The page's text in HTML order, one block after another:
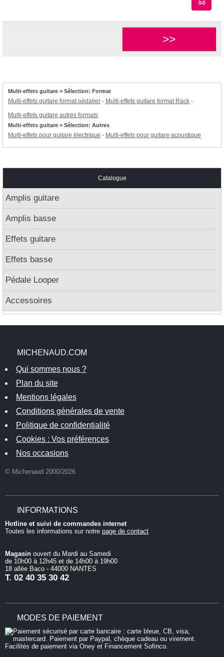
>>
Multi-effets guitare > Sélection: Format
Multi-effets guitare format pédalier - Multi-effets guitare format Rack -
Multi-effets guitare autres formats
Multi-effets guitare > Sélection: Autres
Multi-effets pour guitare électrique - Multi-effets pour guitare acoustique
Catalogue
Amplis guitare
Amplis basse
Effets guitare
Effets basse
Pédale Looper
Accessoires
MICHENAUD.COM
Qui sommes nous ?
Plan du site
Mentions légales
Conditions générales de vente
Politique de confidentialité
Cookies : Vos préférences
Nos occasions
© Michenaud 2000/2026
INFORMATIONS
Hotline et suivi de commandes internet
Toutes les informations sur notre page de contact
Magasin ouvert du Mardi au Samedi
de 10h00 à 12h45 et de 14h00 à 19h00
18 allée Baco - 44000 NANTES
T. 02 40 35 30 42
MODES DE PAIEMENT